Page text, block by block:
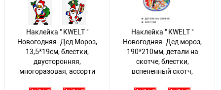
Наклейка " KWELT "
Новогодняя- Дед Мороз,
13,5*19см, блестки,
двусторонняя,
многоразовая, ассорти
Наклейка " KWELT "
Новогодняя- Дед мороз,
190*210мм, детали на
скотче, блестки,
вспененный скотч,